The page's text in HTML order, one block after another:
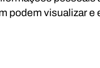
podem visualizar e